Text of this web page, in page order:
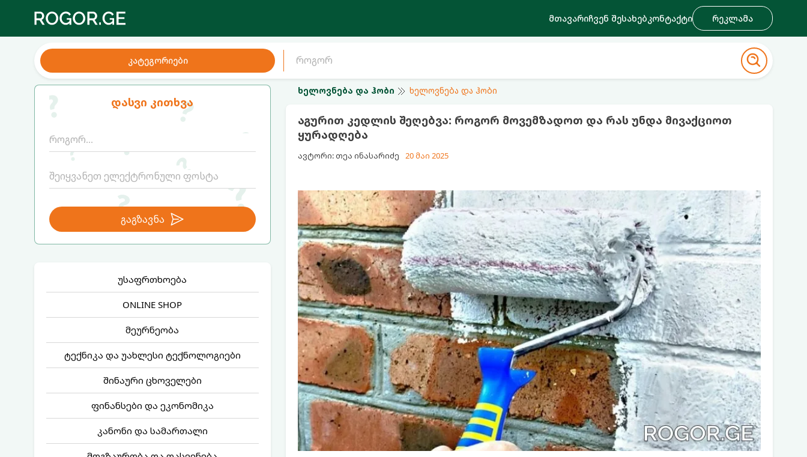
მთავარიჩვენ შესახებკონტაქტი რეკლამა
კატეგორიები
დასვი კითხვა
გაგზავნა
უსაფრთხოება
ONLINE SHOP
მეურნეობა
ტექნიკა და უახლესი ტექნოლოგიები
შინაური ცხოველები
ფინანსები და ეკონომიკა
კანონი და სამართალი
ხელოვნება და ჰობი ხელოვნება და ჰობი
აგურით კედლის შეღებვა: როგორ მოვემზადოთ და რას უნდა მივაქციოთ
ყურადღება
ავტორი: თეა ინასარიძე 20 მაი 2025